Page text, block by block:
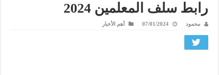
رابط سلف المعلمين 2024
محمود 07/01/2024 أهم الأخبار